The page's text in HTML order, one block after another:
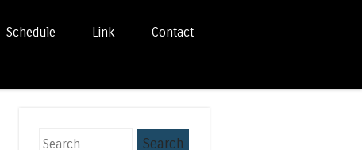
Schedule Link Contact
Search